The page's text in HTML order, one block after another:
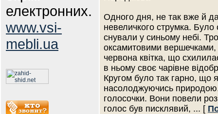
електронних.
www.vsi-
mebli.ua
Одного дня, не так вже й
невеличкого струмка.
снували у синьому небі.
оксамитовими вершечками,
червона квітка, що
в ньому своє чарівне
Кругом було так гарно, що
насолоджуючись природою.
голосочки. Вони повели
голос був писклявий, ... [